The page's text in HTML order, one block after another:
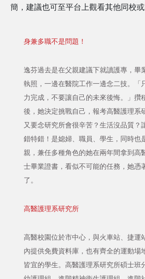
簡，建議也可至平台上觀看其他同校
身兼多職不是問題！
逸芬過去是在父親建議下就讀護專，畢
執照，一邊在醫院工作一邊念二技。「
力完成，不要讓自己的未來後悔。」攢
後，她決定挑戰自己，報考高醫護理系
又要念研究所會很辛苦？生活沒品質？
錯特錯！是媳婦、職員、學生，同時也
親，兼任多種角色的她在兩年間拿到高
士畢業證書，看似不可能的任務，她憑
了。
高醫護理系研究所
高醫校園位於市中心，與火車站、捷運
內提供免費資料庫，也有齊全的運動場
皆宜的學生。高醫護理系研究所碩士班